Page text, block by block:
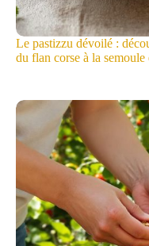
Le pastizzu dévoilé :
du flan corse à la semoule